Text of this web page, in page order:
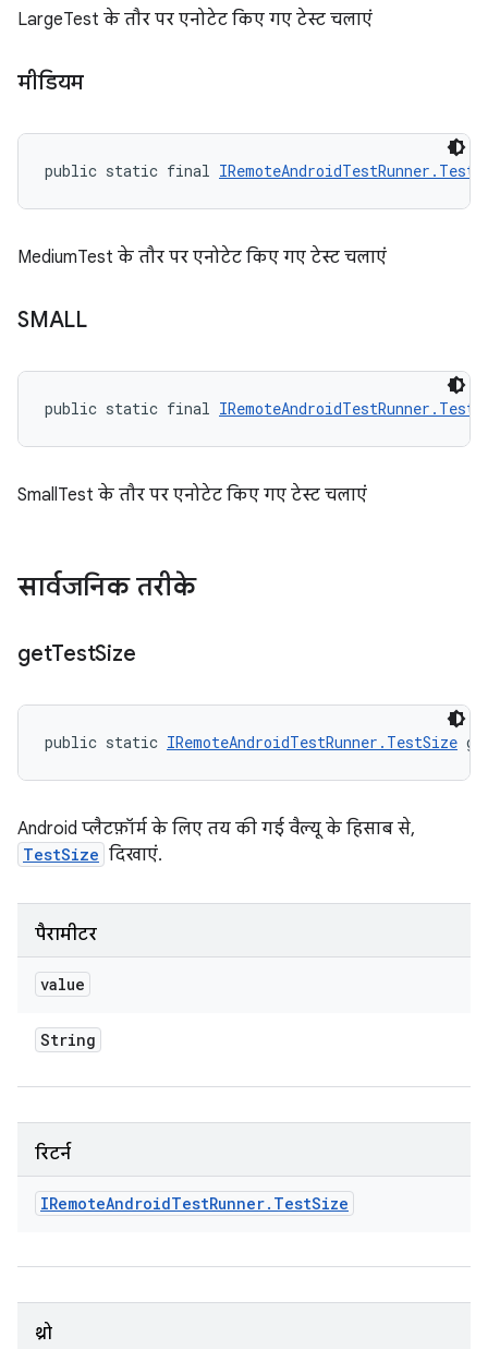
LargeTest के तौर पर एनोटेट किए गए टेस्ट चलाएं
मीडियम
public static final
MediumTest के तौर पर एनोटेट किए गए टेस्ट चलाएं
SMALL
public static final
SmallTest के तौर पर एनोटेट किए गए टेस्ट चलाएं
सार्वजनिक तरीके
getTestSize
public static IRemoteAndroidTestRunner.TestSize
Android प्लैटफ़ॉर्म के लिए तय की गई वैल्यू के हिसाब से,
TestSize दिखाएं.
पैरामीटर
value
String
रिटर्न
IRemoteAndroidTestRunner. TestSize
थ्रो